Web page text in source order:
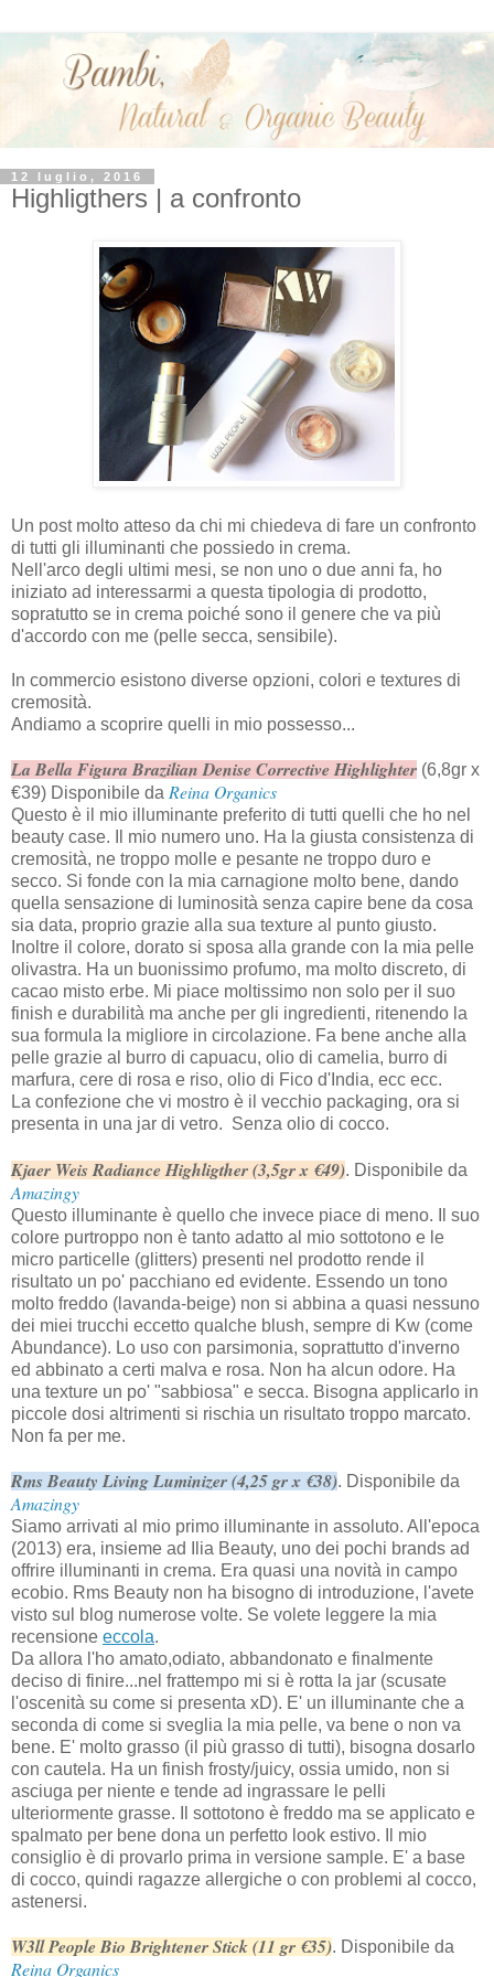
12 luglio, 2016
Highligthers | a confronto
Un post molto atteso da chi mi chiedeva di fare un confronto
di tutti gli illuminanti che possiedo in crema.
Nell'arco degli ultimi mesi, se non uno o due anni fa, ho
iniziato ad interessarmi a questa tipologia di prodotto,
sopratutto se in crema poiché sono il genere che va più
d'accordo con me (pelle secca, sensibile).
In commercio esistono diverse opzioni, colori e textures di
cremosità.
Andiamo a scoprire quelli in mio possesso...
La Bella Figura Brazilian Denise Corrective Highlighter (6,8gr x
€39) Disponibile da Reina Organics
Questo è il mio illuminante preferito di tutti quelli che ho nel
beauty case. Il mio numero uno. Ha la giusta consistenza di
cremosità, ne troppo molle e pesante ne troppo duro e
secco. Si fonde con la mia carnagione molto bene, dando
quella sensazione di luminosità senza capire bene da cosa
sia data, proprio grazie alla sua texture al punto giusto.
Inoltre il colore, dorato si sposa alla grande con la mia pelle
olivastra. Ha un buonissimo profumo, ma molto discreto, di
cacao misto erbe. Mi piace moltissimo non solo per il suo
finish e durabilità ma anche per gli ingredienti, ritenendo la
sua formula la migliore in circolazione. Fa bene anche alla
pelle grazie al burro di capuacu, olio di camelia, burro di
marfura, cere di rosa e riso, olio di Fico d'India, ecc ecc.
La confezione che vi mostro è il vecchio packaging, ora si
presenta in una jar di vetro. Senza olio di cocco.
Kjaer Weis Radiance Highligther (3,5gr x €49). Disponibile da
Amazingy
Questo illuminante è quello che invece piace di meno. Il suo
colore purtroppo non è tanto adatto al mio sottotono e le
micro particelle (glitters) presenti nel prodotto rende il
risultato un po' pacchiano ed evidente. Essendo un tono
molto freddo (lavanda-beige) non si abbina a quasi nessuno
dei miei trucchi eccetto qualche blush, sempre di Kw (come
Abundance). Lo uso con parsimonia, soprattutto d'inverno
ed abbinato a certi malva e rosa. Non ha alcun odore. Ha
una texture un po' "sabbiosa" e secca. Bisogna applicarlo in
piccole dosi altrimenti si rischia un risultato troppo marcato.
Non fa per me.
Rms Beauty Living Luminizer (4,25 gr x €38). Disponibile da
Amazingy
Siamo arrivati al mio primo illuminante in assoluto. All'epoca
(2013) era, insieme ad Ilia Beauty, uno dei pochi brands ad
offrire illuminanti in crema. Era quasi una novità in campo
ecobio. Rms Beauty non ha bisogno di introduzione, l'avete
visto sul blog numerose volte. Se volete leggere la mia
recensione eccola.
Da allora l'ho amato,odiato, abbandonato e finalmente
deciso di finire...nel frattempo mi si è rotta la jar (scusate
l'oscenità su come si presenta xD). E' un illuminante che a
seconda di come si sveglia la mia pelle, va bene o non va
bene. E' molto grasso (il più grasso di tutti), bisogna dosarlo
con cautela. Ha un finish frosty/juicy, ossia umido, non si
asciuga per niente e tende ad ingrassare le pelli
ulteriormente grasse. Il sottotono è freddo ma se applicato e
spalmato per bene dona un perfetto look estivo. Il mio
consiglio è di provarlo prima in versione sample. E' a base
di cocco, quindi ragazze allergiche o con problemi al cocco,
astenersi.
W3ll People Bio Brightener Stick (11 gr €35). Disponibile da
Reina Organics